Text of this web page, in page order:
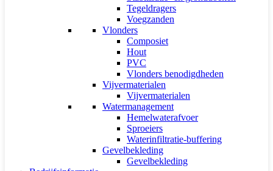
Tegeldragers
Voegzanden
Vlonders
Composiet
Hout
PVC
Vlonders benodigdheden
Vijvermaterialen
Vijvermaterialen
Watermanagement
Hemelwaterafvoer
Sproeiers
Waterinfiltratie-buffering
Gevelbekleding
Gevelbekleding